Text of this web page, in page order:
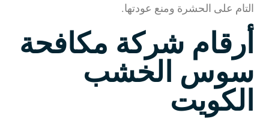
التام على الحشرة ومنع عودتها.
أرقام شركة مكافحة
سوس الخشب
الكويت